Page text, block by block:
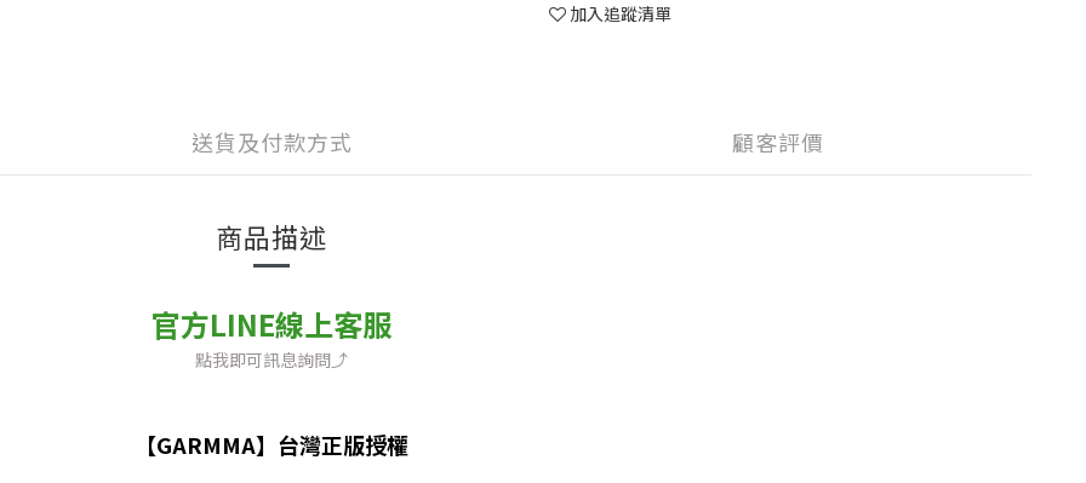
加入追蹤清單
送貨及付款方式 顧客評價
商品描述
官方LINE線上客服
點我即可訊息詢問⤴
【GARMMA】台灣正版授權